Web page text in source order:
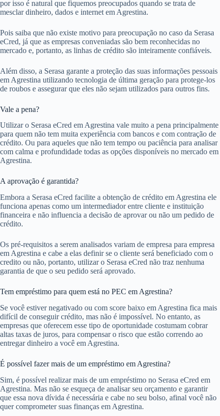
por isso é natural que fiquemos preocupados quando se trata de
mesclar dinheiro, dados e internet em Agrestina.
Pois saiba que não existe motivo para preocupação no caso da Serasa
eCred, já que as empresas conveniadas são bem reconhecidas no
mercado e, portanto, as linhas de crédito são inteiramente confiáveis.
Além disso, a Serasa garante a proteção das suas informações pessoais
em Agrestina utilizando tecnologia de última geração para protege-los
de roubos e assegurar que eles não sejam utilizados para outros fins.
Vale a pena?
Utilizar o Serasa eCred em Agrestina vale muito a pena principalmente
para quem não tem muita experiência com bancos e com contração de
crédito. Ou para aqueles que não tem tempo ou paciência para analisar
com calma e profundidade todas as opções disponíveis no mercado em
Agrestina.
A aprovação é garantida?
Embora a Serasa eCred facilite a obtenção de crédito em Agrestina ele
funciona apenas como um intermediador entre cliente e instituição
financeira e não influencia a decisão de aprovar ou não um pedido de
crédito.
Os pré-requisitos a serem analisados variam de empresa para empresa
em Agrestina e cabe a elas definir se o cliente será beneficiado com o
credito ou não, portanto, utilizar o Serasa eCred não traz nenhuma
garantia de que o seu pedido será aprovado.
Tem empréstimo para quem está no PEC em Agrestina?
Se você estiver negativado ou com score baixo em Agrestina fica mais
difícil de conseguir crédito, mas não é impossível. No entanto, as
empresas que oferecem esse tipo de oportunidade costumam cobrar
altas taxas de juros, para compensar o risco que estão correndo ao
entregar dinheiro a você em Agrestina.
É possível fazer mais de um empréstimo em Agrestina?
Sim, é possível realizar mais de um empréstimo no Serasa eCred em
Agrestina. Mas não se esqueça de analisar seu orçamento e garantir
que essa nova dívida é necessária e cabe no seu bolso, afinal você não
quer comprometer suas finanças em Agrestina.